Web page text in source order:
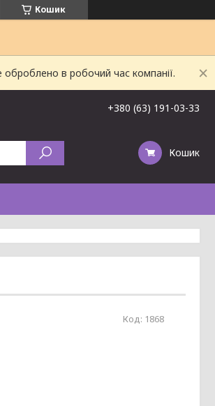
Кошик
в робочий час компанії.
+380 (63) 191-03-33
Кошик
Код: 1868